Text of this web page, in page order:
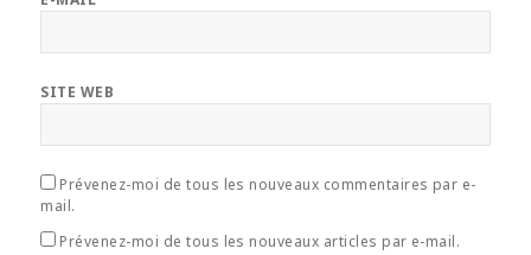
SITE WEB
Prévenez-moi de tous les nouveaux commentaires par e-
mail.
Prévenez-moi de tous les nouveaux articles par e-mail.